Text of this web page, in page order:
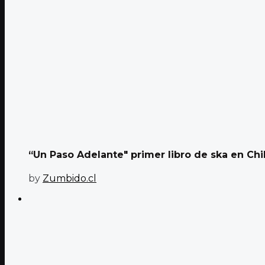
“Un Paso Adelante" primer libro de ska en
by Zumbido.cl